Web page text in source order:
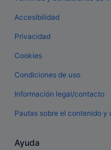
Accesibilidad
Privacidad
Cookies
Condiciones de uso
Información legal/contacto
Pautas sobre el contenido
Ayuda